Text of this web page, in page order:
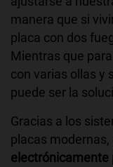
manera que si
placa con dos
Mientras que
con varias ollas y
puede ser la
Gracias a los
placas
electrónicamente